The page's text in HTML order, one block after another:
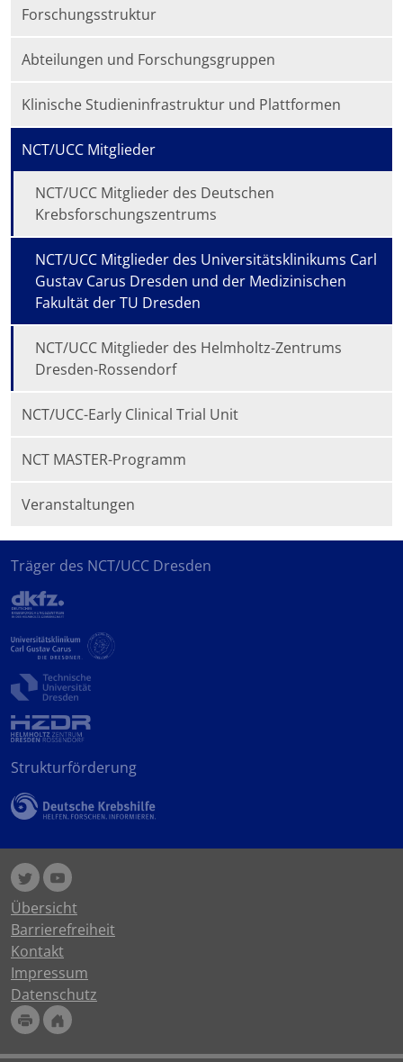
Forschungsstruktur
Abteilungen und Forschungsgruppen
Klinische Studieninfrastruktur und Plattformen
NCT/UCC Mitglieder
NCT/UCC Mitglieder des Deutschen
Krebsforschungszentrums
NCT/UCC Mitglieder des Universitätsklinikums Carl
Gustav Carus Dresden und der Medizinischen
Fakultät der TU Dresden
NCT/UCC Mitglieder des Helmholtz-Zentrums
Dresden-Rossendorf
NCT/UCC-Early Clinical Trial Unit
NCT MASTER-Programm
Veranstaltungen
Träger des NCT/UCC Dresden
Strukturförderung
Übersicht
Barrierefreiheit
Kontakt
Impressum
Datenschutz